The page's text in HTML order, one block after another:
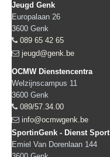
Jeugd Genk
Europalaan 26
3600 Genk
089 65 42 65
jeugd@genk.be
OCMW Dienstencentra
Welzijnscampus 11
3600 Genk
089/57.34.00
info@ocmwgenk.be
SportinGenk - Dienst Sport
Emiel Van Dorenlaan 144